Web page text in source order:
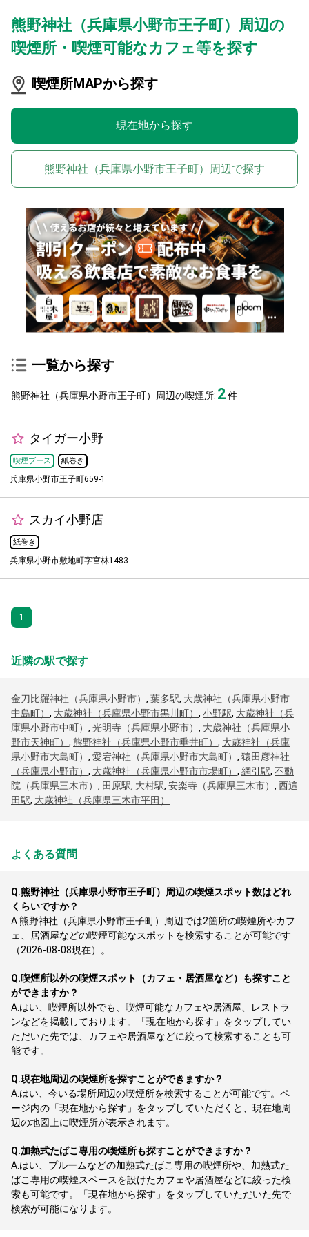
熊野神社（兵庫県小野市王子町）周辺の
喫煙所・喫煙可能なカフェ等を探す
喫煙所MAPから探す
現在地から探す
熊野神社（兵庫県小野市王子町）周辺で探す
一覧から探す
熊野神社（兵庫県小野市王子町）周辺の喫煙所: 2件
タイガー小野
喫煙ブース 紙巻き
兵庫県小野市王子町659-1
スカイ小野店
紙巻き
兵庫県小野市敷地町字宮林1483
1
近隣の駅で探す
金刀比羅神社（兵庫県小野市） , 葉多駅, 大歳神社（兵庫県小野市
中島町） , 大歳神社（兵庫県小野市黒川町） , 小野駅, 大歳神社（兵
庫県小野市中町） , 光明寺（兵庫県小野市） , 大歳神社（兵庫県小
野市天神町） , 熊野神社（兵庫県小野市垂井町） , 大歳神社（兵庫
県小野市大島町） , 愛宕神社（兵庫県小野市大島町） , 猿田彦神社
（兵庫県小野市） , 大歳神社（兵庫県小野市市場町） , 網引駅, 不動
院（兵庫県三木市） , 田原駅, 大村駅, 安楽寺（兵庫県三木市） , 西這
田駅, 大歳神社（兵庫県三木市平田）
よくある質問
Q.熊野神社（兵庫県小野市王子町）周辺の喫煙スポット数はどれ
くらいですか？
A.熊野神社（兵庫県小野市王子町）周辺では2箇所の喫煙所やカフ
ェ、居酒屋などの喫煙可能なスポットを検索することが可能です
（2026-08-08現在）。
Q.喫煙所以外の喫煙スポット（カフェ・居酒屋など）も探すこと
ができますか？
A. はい、喫煙所以外でも、喫煙可能なカフェや居酒屋、レストラ
ンなどを掲載しております。「現在地から探す」をタップしてい
ただいた先では、カフェや居酒屋などに絞って検索することも可
能です。
Q.現在地周辺の喫煙所を探すことができますか？
A. はい、今いる場所周辺の喫煙所を検索することが可能です。ペ
ージ内の「現在地から探す」をタップしていただくと、現在地周
辺の地図上に喫煙所が表示されます。
Q.加熱式たばこ専用の喫煙所も探すことができますか？
A. はい、プルームなどの加熱式たばこ専用の喫煙所や、加熱式た
ばこ専用の喫煙スペースを設けたカフェや居酒屋などに絞った検
索も可能です。「現在地から探す」をタップしていただいた先で
検索が可能になります。